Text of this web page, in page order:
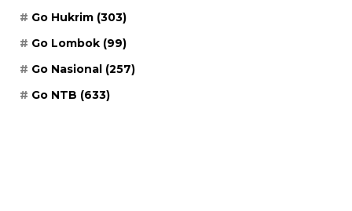
Go Hukrim (303)
Go Lombok (99)
Go Nasional (257)
Go NTB (633)